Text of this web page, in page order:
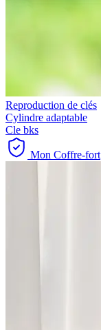
Reproduction de clés
Cylindre adaptable
Cle bks
Mon Coffre-fort